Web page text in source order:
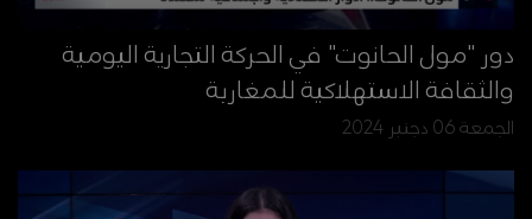
دور "مول الحانوت" في الحركة التجارية اليومية
والثقافة الاستهلاكية للمغاربة
الجمعة 06 دجنبر 2024